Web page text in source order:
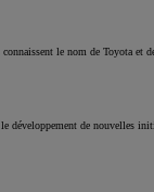
le nom de Toyota
développement de nouvelles